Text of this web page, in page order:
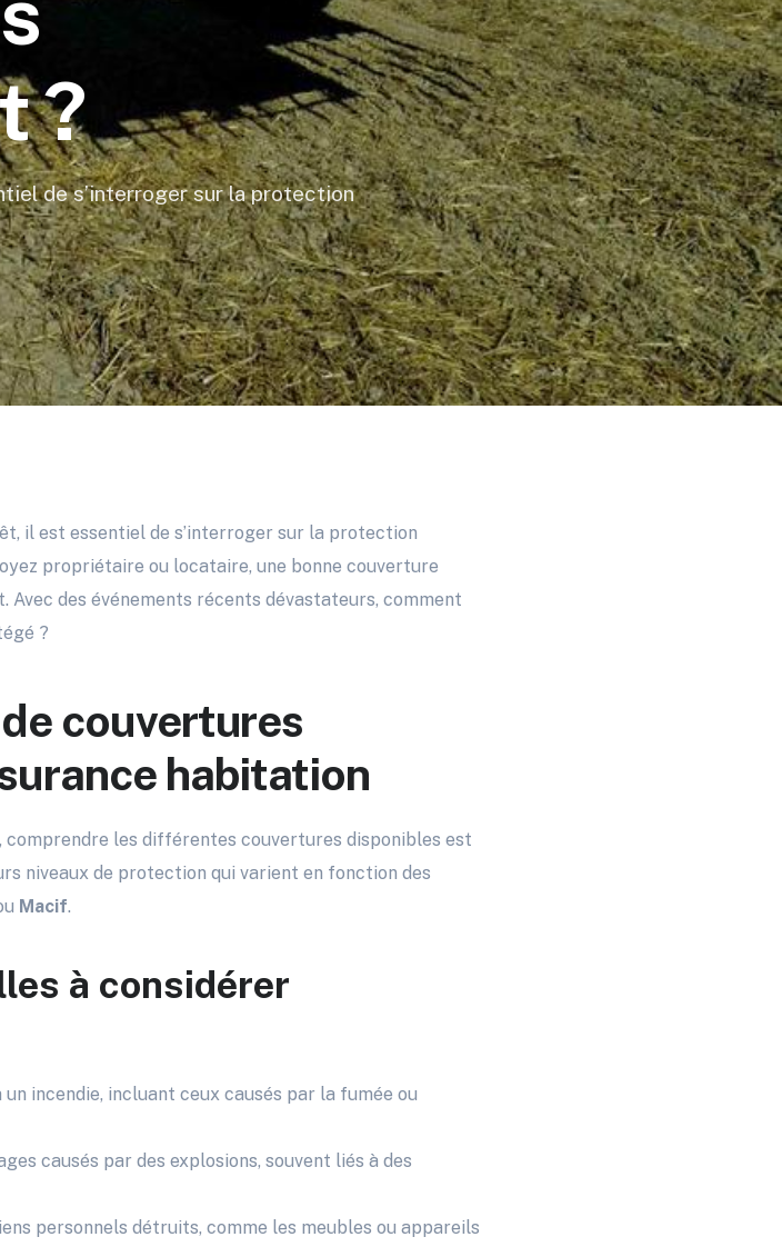
?
de s’interroger sur la protection
il est essentiel de s’interroger sur la protection
propriétaire ou locataire, une bonne couverture
des événements récents dévastateurs, comment
?
couvertures
habitation
comprendre les différentes couvertures disponibles est
niveaux de protection qui varient en fonction des
Macif.
à considérer
un incendie, incluant ceux causés par la fumée ou
causés par des explosions, souvent liés à des
personnels détruits, comme les meubles ou appareils